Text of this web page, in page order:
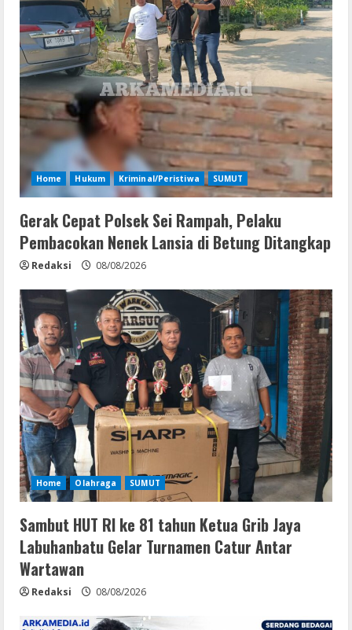
Home Hukum Kriminal/Peristiwa SUMUT
Gerak Cepat Polsek Sei Rampah, Pelaku
Pembacokan Nenek Lansia di Betung Ditangkap
Redaksi 08/08/2026
Home Olahraga SUMUT
Sambut HUT RI ke 81 tahun Ketua Grib Jaya
Labuhanbatu Gelar Turnamen Catur Antar
Wartawan
Redaksi 08/08/2026